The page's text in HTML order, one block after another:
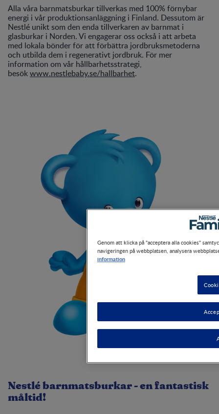
Alla våra barnmatsburkar tillverkas med 100% förnybar
energi i vår produktionsanläggning i Finland. Dessutom är
Nestlé unikt som den enda tillverkaren av barnmat i
glasburkar i Norden. Vi engagerar oss också i att arbeta
med lokala bönder för att förbättra jordbruksmetoderna
och utbilda dem i regenerativt jordbruk. För mer
information om vår hållbarhetsstrategi,
besökwww.nestlebaby.se/hallbarhet.
Nestlé barnmatsburkar - en fantastisk
måltid!
Genom att klicka på "acceptera alla cookies"
navigeringen på webbplatsen, analysera